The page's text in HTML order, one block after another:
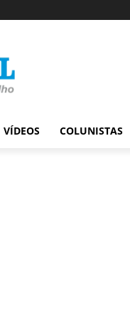
VÍDEOS COLUNISTAS